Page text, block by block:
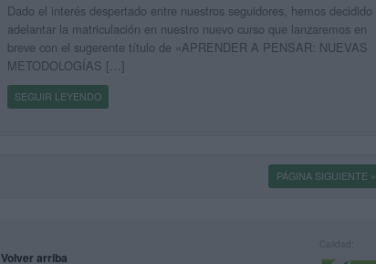
Dado el interés despertado entre nuestros seguidores, hemos decidido
adelantar la matriculación en nuestro nuevo curso que lanzaremos en
breve con el sugerente título de «APRENDER A PENSAR: NUEVAS
METODOLOGÍAS […]
SEGUIR LEYENDO
PÁGINA SIGUIENTE »
Volver arriba